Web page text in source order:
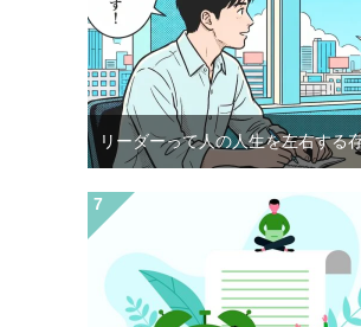
リーダーって人の人生を左右する